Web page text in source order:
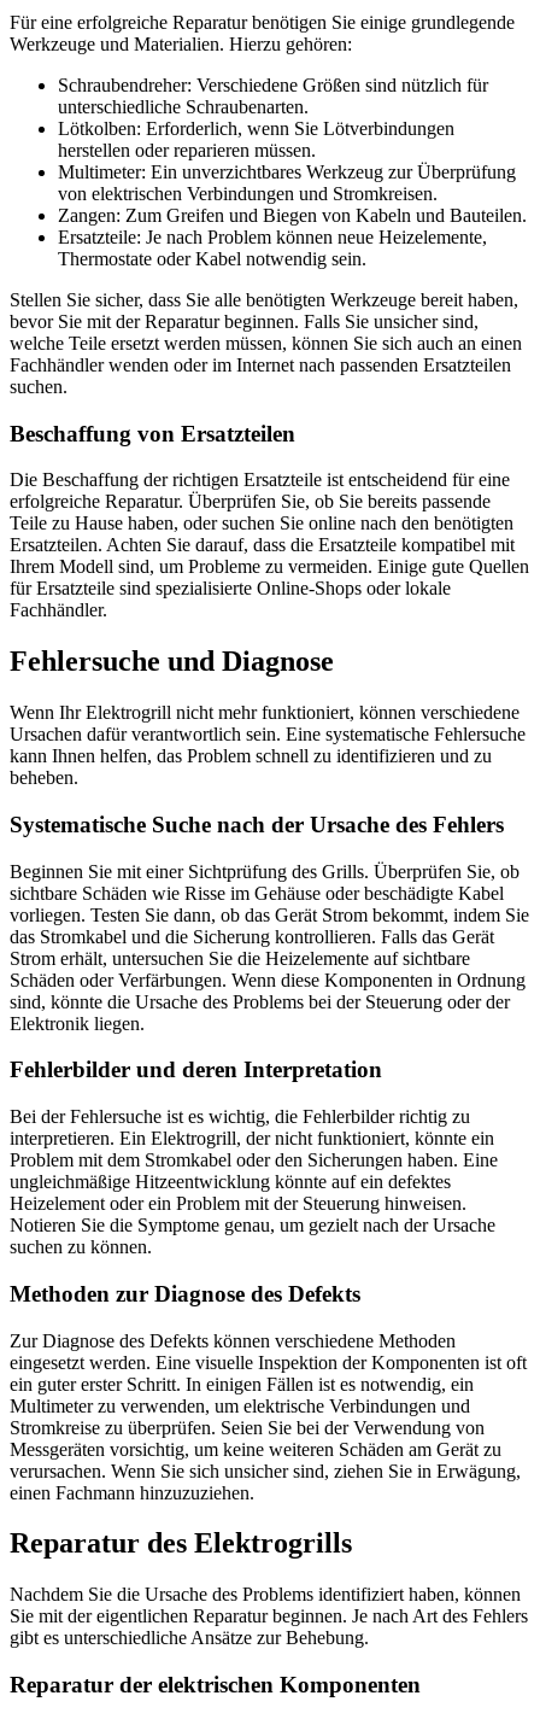
Für eine erfolgreiche Reparatur benötigen Sie einige grundlegende
Werkzeuge und Materialien. Hierzu gehören:
Schraubendreher: Verschiedene Größen sind nützlich für
unterschiedliche Schraubenarten.
Lötkolben: Erforderlich, wenn Sie Lötverbindungen
herstellen oder reparieren müssen.
Multimeter: Ein unverzichtbares Werkzeug zur Überprüfung
von elektrischen Verbindungen und Stromkreisen.
Zangen: Zum Greifen und Biegen von Kabeln und Bauteilen.
Ersatzteile: Je nach Problem können neue Heizelemente,
Thermostate oder Kabel notwendig sein.
Stellen Sie sicher, dass Sie alle benötigten Werkzeuge bereit haben,
bevor Sie mit der Reparatur beginnen. Falls Sie unsicher sind,
welche Teile ersetzt werden müssen, können Sie sich auch an einen
Fachhändler wenden oder im Internet nach passenden Ersatzteilen
suchen.
Beschaffung von Ersatzteilen
Die Beschaffung der richtigen Ersatzteile ist entscheidend für eine
erfolgreiche Reparatur. Überprüfen Sie, ob Sie bereits passende
Teile zu Hause haben, oder suchen Sie online nach den benötigten
Ersatzteilen. Achten Sie darauf, dass die Ersatzteile kompatibel mit
Ihrem Modell sind, um Probleme zu vermeiden. Einige gute Quellen
für Ersatzteile sind spezialisierte Online-Shops oder lokale
Fachhändler.
Fehlersuche und Diagnose
Wenn Ihr Elektrogrill nicht mehr funktioniert, können verschiedene
Ursachen dafür verantwortlich sein. Eine systematische Fehlersuche
kann Ihnen helfen, das Problem schnell zu identifizieren und zu
beheben.
Systematische Suche nach der Ursache des Fehlers
Beginnen Sie mit einer Sichtprüfung des Grills. Überprüfen Sie, ob
sichtbare Schäden wie Risse im Gehäuse oder beschädigte Kabel
vorliegen. Testen Sie dann, ob das Gerät Strom bekommt, indem Sie
das Stromkabel und die Sicherung kontrollieren. Falls das Gerät
Strom erhält, untersuchen Sie die Heizelemente auf sichtbare
Schäden oder Verfärbungen. Wenn diese Komponenten in Ordnung
sind, könnte die Ursache des Problems bei der Steuerung oder der
Elektronik liegen.
Fehlerbilder und deren Interpretation
Bei der Fehlersuche ist es wichtig, die Fehlerbilder richtig zu
interpretieren. Ein Elektrogrill, der nicht funktioniert, könnte ein
Problem mit dem Stromkabel oder den Sicherungen haben. Eine
ungleichmäßige Hitzeentwicklung könnte auf ein defektes
Heizelement oder ein Problem mit der Steuerung hinweisen.
Notieren Sie die Symptome genau, um gezielt nach der Ursache
suchen zu können.
Methoden zur Diagnose des Defekts
Zur Diagnose des Defekts können verschiedene Methoden
eingesetzt werden. Eine visuelle Inspektion der Komponenten ist oft
ein guter erster Schritt. In einigen Fällen ist es notwendig, ein
Multimeter zu verwenden, um elektrische Verbindungen und
Stromkreise zu überprüfen. Seien Sie bei der Verwendung von
Messgeräten vorsichtig, um keine weiteren Schäden am Gerät zu
verursachen. Wenn Sie sich unsicher sind, ziehen Sie in Erwägung,
einen Fachmann hinzuzuziehen.
Reparatur des Elektrogrills
Nachdem Sie die Ursache des Problems identifiziert haben, können
Sie mit der eigentlichen Reparatur beginnen. Je nach Art des Fehlers
gibt es unterschiedliche Ansätze zur Behebung.
Reparatur der elektrischen Komponenten